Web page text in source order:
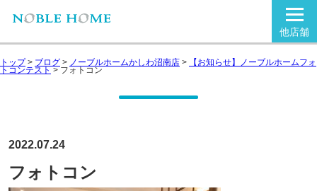
他店舗
トップ> ブログ > ノーブルホームかしわ沼南店 > 【お知らせ】ノーブルホームフォ
トコンテスト > フォトコン
2022.07.24
フォトコン